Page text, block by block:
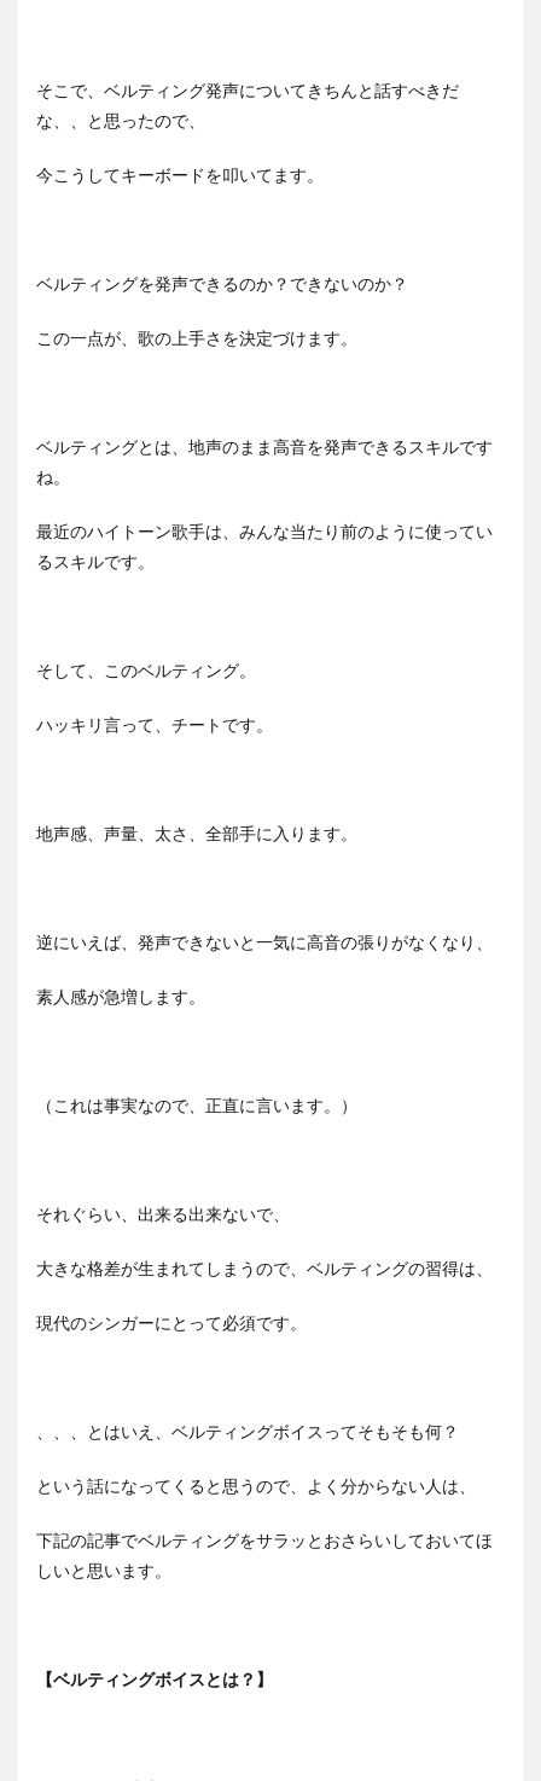
そこで、ベルティング発声についてきちんと話すべきだ
な、、と思ったので、
今こうしてキーボードを叩いてます。
ベルティングを発声できるのか？できないのか？
この一点が、歌の上手さを決定づけます。
ベルティングとは、地声のまま高音を発声できるスキルです
ね。
最近のハイトーン歌手は、みんな当たり前のように使ってい
るスキルです。
そして、このベルティング。
ハッキリ言って、チートです。
地声感、声量、太さ、全部手に入ります。
逆にいえば、発声できないと一気に高音の張りがなくなり、
素人感が急増します。
（これは事実なので、正直に言います。）
それぐらい、出来る出来ないで、
大きな格差が生まれてしまうので、ベルティングの習得は、
現代のシンガーにとって必須です。
、、、とはいえ、ベルティングボイスってそもそも何？
という話になってくると思うので、よく分からない人は、
下記の記事でベルティングをサラッとおさらいしておいてほ
しいと思います。
【ベルティングボイスとは？】